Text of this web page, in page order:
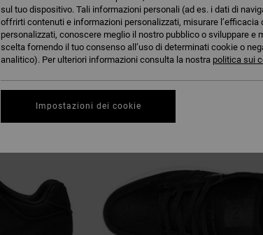
sul tuo dispositivo. Tali informazioni personali (ad es. i dati di
offrirti contenuti e informazioni personalizzati, misurare
personalizzati, conoscere meglio il nostro pubblico o sviluppare e
scelta fornendo il tuo consenso all’uso di determinati cookie o
analitico). Per ulteriori informazioni consulta la nostra politica sui
Impostazioni dei cookie